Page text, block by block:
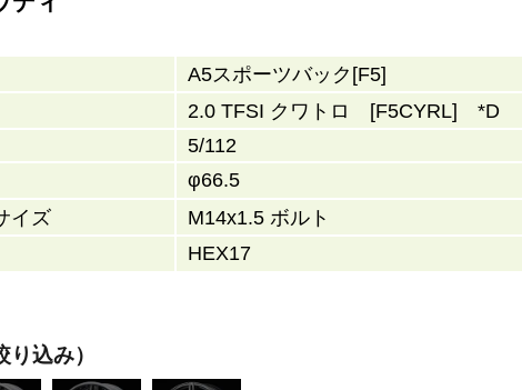
A5スポーツバック[F5]
2.0 TFSI クワトロ [F5CYRL] *D
5/112
φ66.5
イズ
M14x1.5 ボルト
HEX17
込み）